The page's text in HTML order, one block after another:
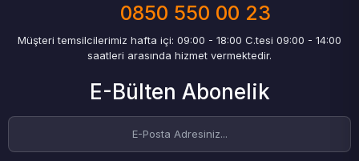
0850 550 00 23
Müşteri temsilcilerimiz hafta içi: 09:00 - 18:00 C.tesi 09:00 - 14:00
saatleri arasında hizmet vermektedir.
E-Bülten Abonelik